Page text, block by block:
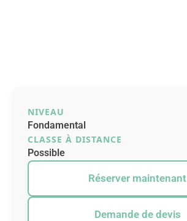
NIVEAU
Fondamental
CLASSE À DISTANCE
Possible
Réserver maintenant
Demande de devis